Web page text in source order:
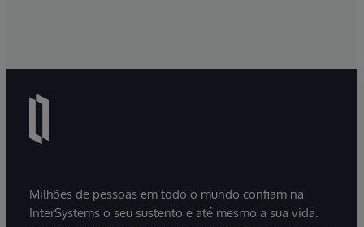
Milhões de pessoas em todo o mundo confiam na
InterSystems o seu sustento e até mesmo a sua vida.